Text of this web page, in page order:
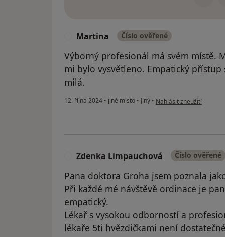
Martina Číslo ověřené
Výborný profesionál má svém místě.
mi bylo vysvětleno. Empatický
milá.
12. října 2024 • jiné místo • Jiný • podle názoru uživatele
Nahlásit zneužití
Zdenka Limpauchová Číslo ověřené
Pana doktora Groha jsem poznala
Při každé mé návštěvě ordinace je
empatický.
Lékař s vysokou odborností a
lékaře 5ti hvězdičkami není